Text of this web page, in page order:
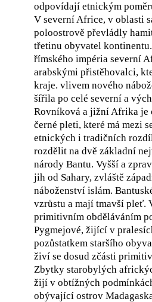
odpovídají etnickým
V severní Africe, v oblasti
poloostrově převládly
třetinu obyvatel
římského impéria severní
arabskými přistěhovalci,
kraje. vlivem nového
šířila po celé severní a
Rovníková a jižní Afrika je
černé pleti, které má mezi
etnických i tradičních
rozdělit na dvě základní
národy Bantu. Vyšší a
jih od Sahary, zvláště
náboženství islám.
vzrůstu a mají tmavší pleť.
primitivním obděláváním
Pygmejové, žijící v
pozůstatkem staršího
živí se dosud zčásti
Zbytky starobylých
žijí v obtížných
obývající ostrov